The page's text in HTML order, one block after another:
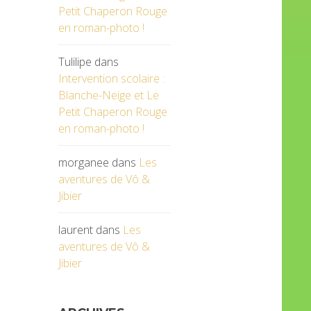
Petit Chaperon Rouge
en roman-photo !
Tulilipe dans
Intervention scolaire :
Blanche-Neige et Le
Petit Chaperon Rouge
en roman-photo !
morganee dans Les
aventures de Vô &
Jibier
laurentdans Les
aventures de Vô &
Jibier